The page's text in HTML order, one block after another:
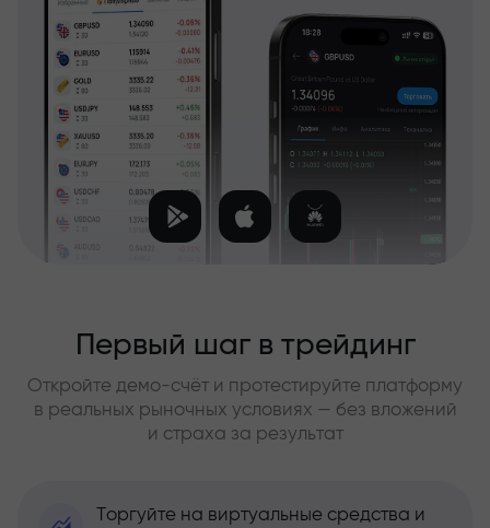
Первый шаг в трейдинг
Откройте демо-счёт и протестируйте платформу
в реальных рыночных условиях — без вложений
и страха за результат
Торгуйте на виртуальные средства и